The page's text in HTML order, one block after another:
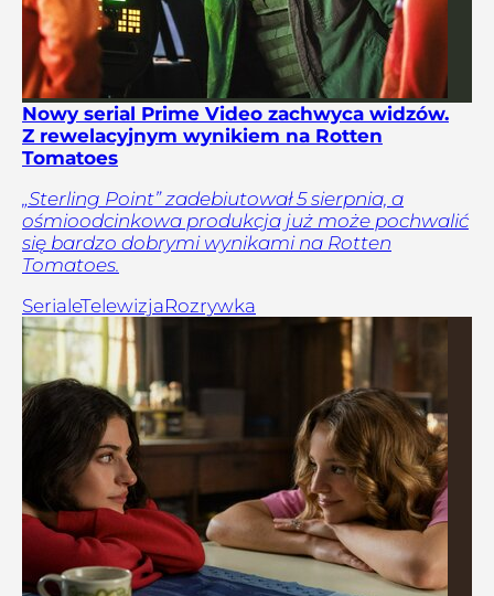
Nowy serial Prime Video zachwyca widzów.
Z rewelacyjnym wynikiem na Rotten
Tomatoes
„Sterling Point” zadebiutował 5 sierpnia, a
ośmioodcinkowa produkcja już może pochwalić
się bardzo dobrymi wynikami na Rotten
Tomatoes.
SerialeTelewizjaRozrywka